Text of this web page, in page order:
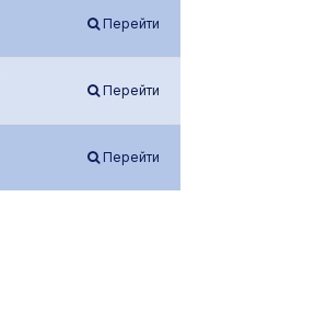
Перейти
Перейти
Перейти